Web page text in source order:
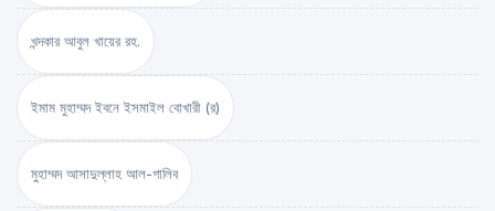
খন্দকার আবুল খায়ের রহ.
ইমাম মুহাম্মদ ইবনে ইসমাইল বোখারী (র)
মুহাম্মদ আসাদুল্লাহ আল-গালিব